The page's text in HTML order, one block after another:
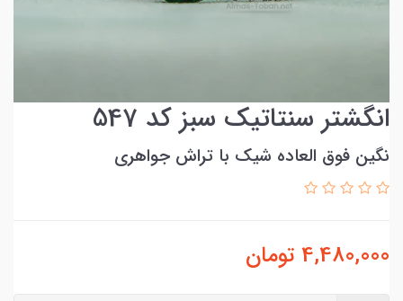
انگشتر سنتاتیک سبز کد 547
نگین فوق العاده شیک با تراش جواهری
4,480,000 تومان